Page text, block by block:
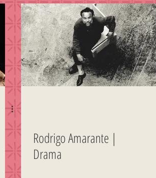
Rodrigo Amarante |
Drama